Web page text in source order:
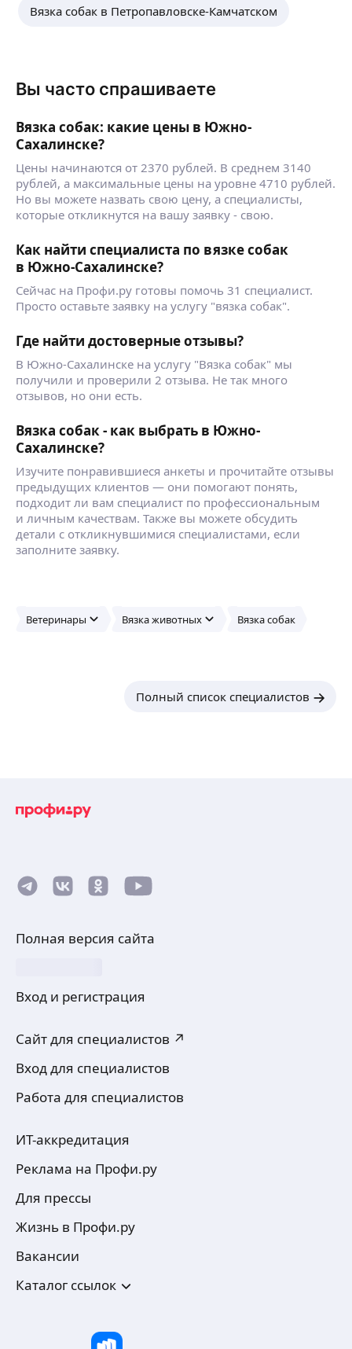
Вязка собак в Петропавловске-Камчатском
Вы часто спрашиваете
Вязка собак: какие цены в Южно-
Сахалинске?
Цены начинаются от 2370 рублей. В среднем 3140
рублей, а максимальные цены на уровне 4710 рублей.
Но вы можете назвать свою цену, а специалисты,
которые откликнутся на вашу заявку - свою.
Как найти специалиста по вязке собак
в Южно-Сахалинске?
Сейчас на Профи.ру готовы помочь 31 специалист.
Просто оставьте заявку на услугу "вязка собак".
Где найти достоверные отзывы?
В Южно-Сахалинске на услугу "Вязка собак" мы
получили и проверили 2 отзыва. Не так много
отзывов, но они есть.
Вязка собак - как выбрать в Южно-
Сахалинске?
Изучите понравившиеся анкеты и прочитайте отзывы
предыдущих клиентов — они помогают понять,
подходит ли вам специалист по профессиональным
и личным качествам. Также вы можете обсудить
детали с откликнувшимися специалистами, если
заполните заявку.
Ветеринары Вязка животных Вязка собак
Полный список специалистов
Полная версия сайта
Вход и регистрация
Сайт для специалистов ↗
Вход для специалистов
Работа для специалистов
ИТ-аккредитация
Реклама на Профи.ру
Для прессы
Жизнь в Профи.ру
Вакансии
Каталог ссылок